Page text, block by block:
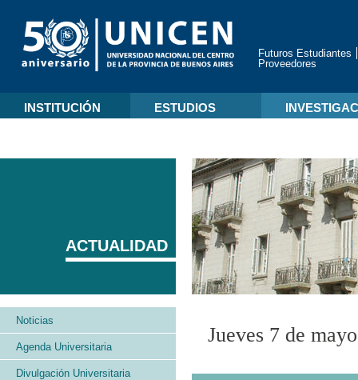
Futuros Estudiantes
Proveedores
INSTITUCIÓN ESTUDIOS
Jueves 7 de
ACTUALIDAD
Noticias
Agenda Universitaria
Divulgación Universitaria